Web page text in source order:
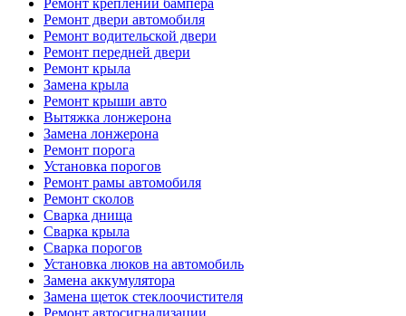
Ремонт двери автомобиля
Ремонт водительской двери
Ремонт передней двери
Ремонт крыла
Замена крыла
Ремонт крыши авто
Вытяжка лонжерона
Замена лонжерона
Ремонт порога
Установка порогов
Ремонт рамы автомобиля
Ремонт сколов
Сварка днища
Сварка крыла
Сварка порогов
Установка люков на автомобиль
Замена аккумулятора
Замена щеток стеклоочистителя
Ремонт автосигнализации